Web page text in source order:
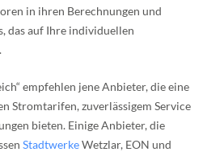
in ihren Berechnungen und
das auf Ihre individuellen
empfehlen jene Anbieter, die eine
Stromtarifen, zuverlässigem Service
bieten. Einige Anbieter, die
StadtwerkeWetzlar, EON und